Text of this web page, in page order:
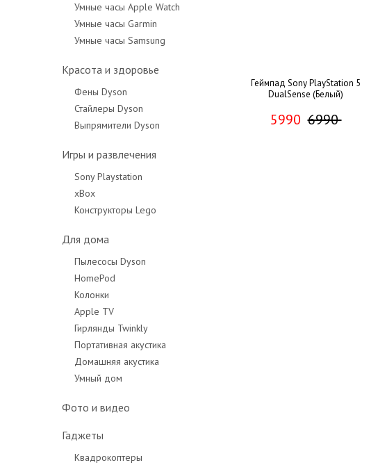
Умные часы Apple Watch
Умные часы Garmin
Умные часы Samsung
Красота и здоровье
Фены Dyson
Стайлеры Dyson
Выпрямители Dyson
Игры и развлечения
Sony Playstation
xBox
Конструкторы Lego
Для дома
Пылесосы Dyson
HomePod
Колонки
Apple TV
Гирлянды Twinkly
Портативная акустика
Домашняя акустика
Умный дом
Фото и видео
Гаджеты
Квадрокоптеры
Геймпад Sony PlayStation 5
DualSense (Белый)
5990 6990